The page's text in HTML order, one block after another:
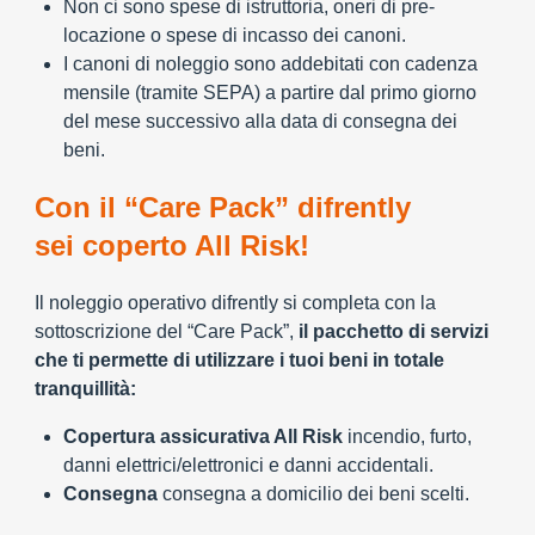
Non ci sono spese di istruttoria, oneri di pre-
locazione o spese di incasso dei canoni.
I canoni di noleggio sono addebitati con cadenza
mensile (tramite SEPA) a partire dal primo giorno
del mese successivo alla data di consegna dei
beni.
Con il “Care Pack” difrently
sei coperto All Risk!
Il noleggio operativo difrently si completa con la
sottoscrizione del “Care Pack”, il pacchetto di servizi
che ti permette di utilizzare i tuoi beni in totale
tranquillità:
Copertura assicurativa All Risk incendio, furto,
danni elettrici/elettronici e danni accidentali.
Consegna consegna a domicilio dei beni scelti.